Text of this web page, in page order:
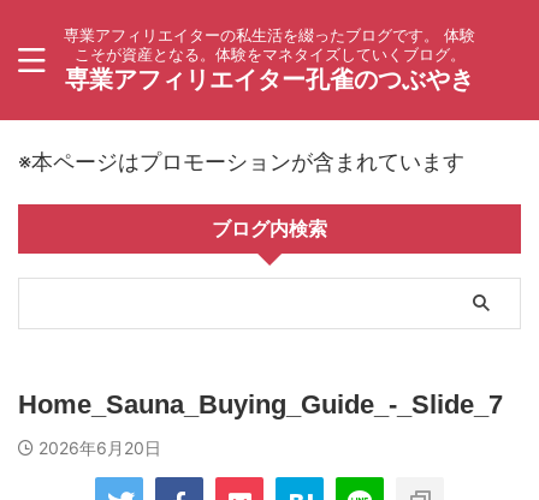
専業アフィリエイターの私生活を綴ったブログです。 体験
こそが資産となる。体験をマネタイズしていくブログ。
専業アフィリエイター孔雀のつぶやき
※本ページはプロモーションが含まれています
ブログ内検索
Home_Sauna_Buying_Guide_-_Slide_7
2026年6月20日